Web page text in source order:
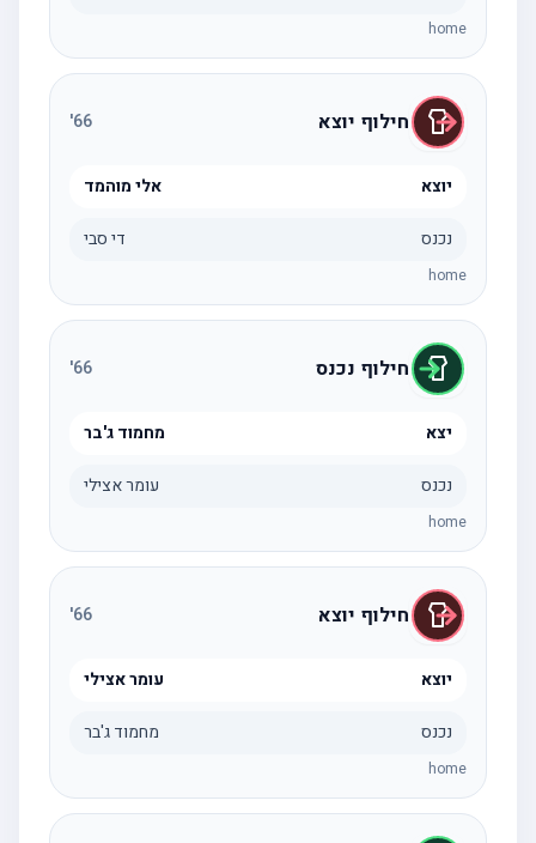
home
חילוף יוצא 66
'
יוצא אלי מוהמד
נכנס די סבי
home
חילוף נכנס 66
'
יצא מחמוד ג'בר
נכנס עומר אצילי
home
חילוף יוצא 66
'
יוצא עומר אצילי
נכנס מחמוד ג'בר
home